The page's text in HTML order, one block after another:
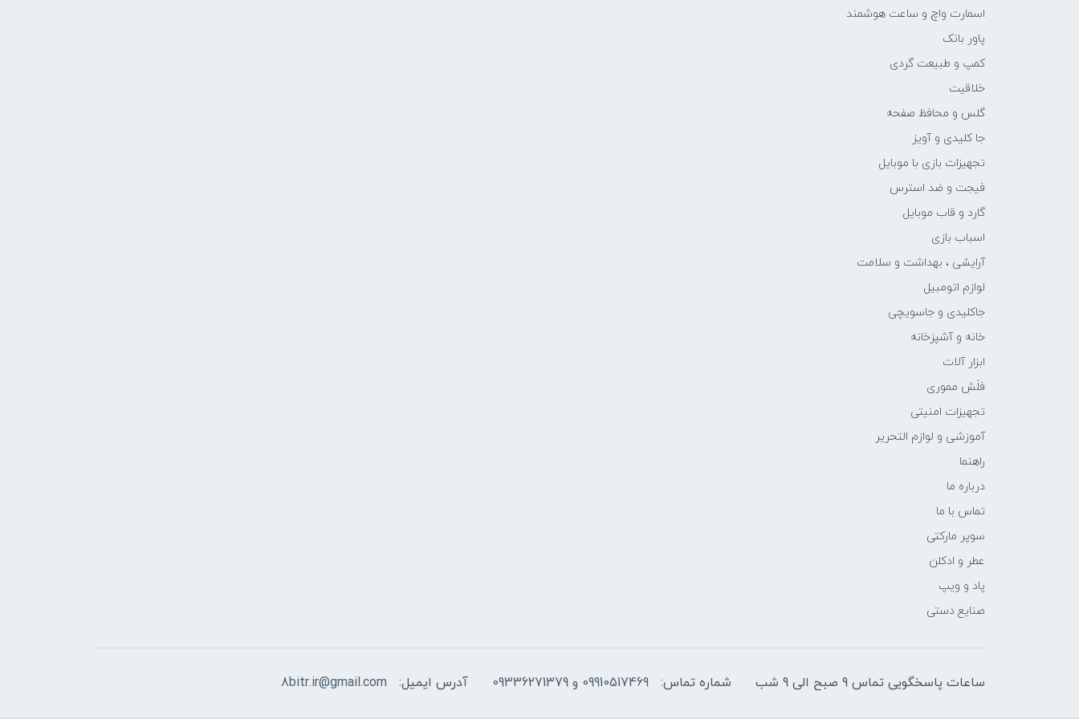
اسمارت واچ و ساعت هوشمند
پاور بانک
کمپ و طبیعت گردی
خلاقیت
گلس و محافظ صفحه
جا کلیدی و آویز
تجهیزات بازی با موبایل
فیجت و ضد استرس
گارد و قاب موبایل
اسباب بازی
آرایشی ، بهداشت و سلامت
لوازم اتومبیل
جاکلیدی و جاسویچی
خانه و آشپزخانه
ابزار آلات
فلَش مموری
تجهیزات امنیتی
آموزشی و لوازم التحریر
راهنما
درباره ما
تماس با ما
سوپر مارکتی
عطر و ادکلن
پاد و ویپ
صنایع دستی
ساعات پاسخگویی تماس 9 صبح الی 9 شب شماره تماس: 09910517469 و 09336271379 آدرس ایمیل: 8bitr.ir@gmail.com